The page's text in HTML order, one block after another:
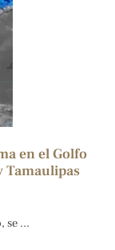
en el Golfo
Tamaulipas
se ...